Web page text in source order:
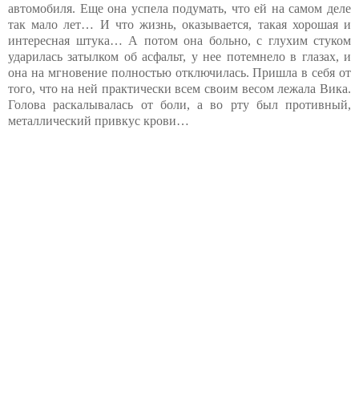
автомобиля. Еще она успела подумать, что ей на самом деле
так мало лет… И что жизнь, оказывается, такая хорошая и
интересная штука… А потом она больно, с глухим стуком
ударилась затылком об асфальт, у нее потемнело в глазах, и
она на мгновение полностью отключилась. Пришла в себя от
того, что на ней практически всем своим весом лежала Вика.
Голова раскалывалась от боли, а во рту был противный,
металлический привкус крови…